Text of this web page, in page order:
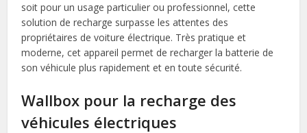
soit pour un usage particulier ou professionnel, cette
solution de recharge surpasse les attentes des
propriétaires de voiture électrique. Très pratique et
moderne, cet appareil permet de recharger la batterie de
son véhicule plus rapidement et en toute sécurité.
Wallbox pour la recharge des
véhicules électriques